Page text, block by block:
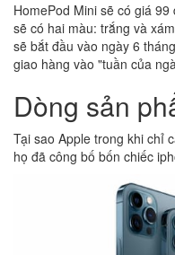
HomePod Mini sẽ có giá
sẽ có hai màu: trắng và
sẽ bắt đầu vào ngày 6
giao hàng vào "tuần của
Dòng sản
Tại sao Apple trong khi chỉ
họ đã công bố bốn chiếc